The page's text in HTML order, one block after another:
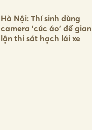
Hà Nội: Thí sinh dùng
camera 'cúc áo' để gian
lận thi sát hạch lái xe